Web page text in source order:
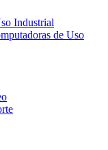
Industrial
de Uso